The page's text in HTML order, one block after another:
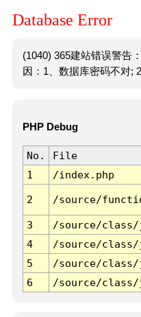
Database Error
(1040) 365建站错误警告
因：1、数据库密码不对;
PHP Debug
No. File
1
/index.php
2 /source/
3 /source/class/
4
/source/class/
5
/source/class/
6
/source/class/